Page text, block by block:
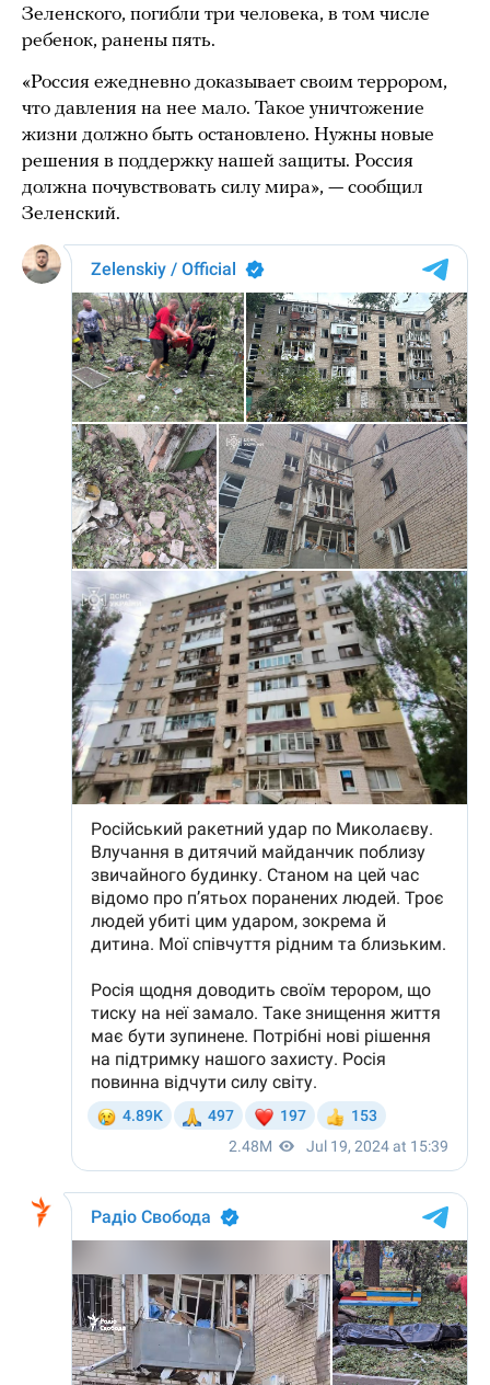
Зеленского, погибли три человека, в том числе
ребенок, ранены пять.
«Россия ежедневно доказывает своим террором,
что давления на нее мало. Такое уничтожение
жизни должно быть остановлено. Нужны новые
решения в поддержку нашей защиты. Россия
должна почувствовать силу мира», — сообщил
Зеленский.